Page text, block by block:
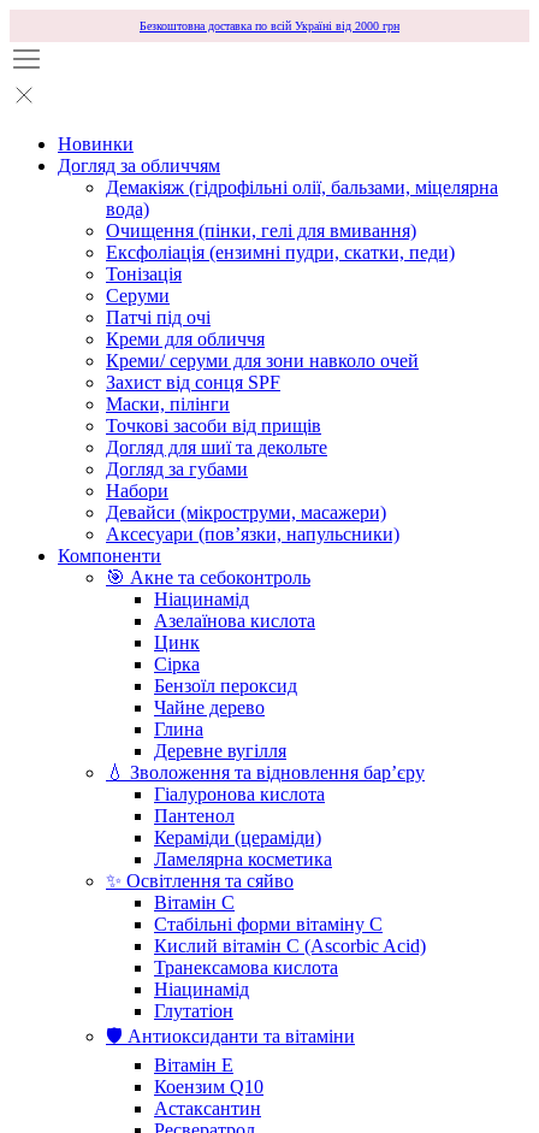
Безкоштовна доставка по всій Україні від 2000 грн
Новинки
Догляд за обличчям
Демакіяж (гідрофільні олії, бальзами, міцелярна
вода)
Очищення (пінки, гелі для вмивання)
Ексфоліація (ензимні пудри, скатки, педи)
Тонізація
Серуми
Патчі під очі
Креми для обличчя
Креми/ серуми для зони навколо очей
Захист від сонця SPF
Маски, пілінги
Точкові засоби від прищів
Догляд для шиї та декольте
Догляд за губами
Набори
Девайси (мікроструми, масажери)
Аксесуари (повʼязки, напульсники)
Компоненти
🎯 Акне та себоконтроль
Ніацинамід
Азелаїнова кислота
Цинк
Сірка
Бензоїл пероксид
Чайне дерево
Глина
Деревне вугілля
💧 Зволоження та відновлення бар’єру
Гіалуронова кислота
Пантенол
Кераміди (цераміди)
Ламелярна косметика
✨ Освітлення та сяйво
Вітамін С
Стабільні форми вітаміну С
Кислий вітамін С (Ascorbic Acid)
Транексамова кислота
Ніацинамід
Глутатіон
🛡️ Антиоксиданти та вітаміни
Вітамін Е
Коензим Q10
Астаксантин